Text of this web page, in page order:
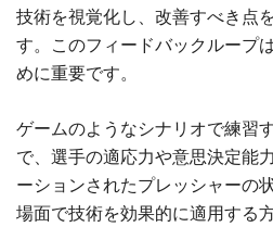
技術を視覚化し、改善すべき点
す。このフィードバックループ
めに重要です。
ゲームのようなシナリオで練習
で、選手の適応力や意思決定能
ーションされたプレッシャーの
場面で技術を効果的に適用する